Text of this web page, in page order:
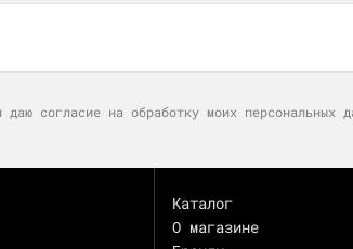
даю согласие на обработку моих персональных
Каталог
О магазине